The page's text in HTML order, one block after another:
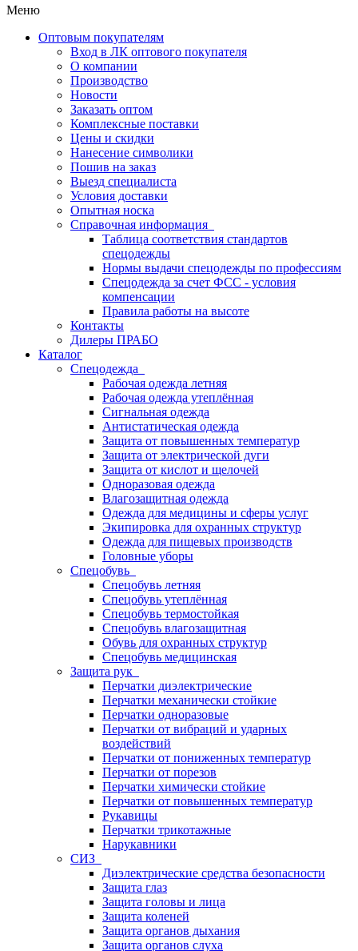
Меню
Оптовым покупателям
Вход в ЛК оптового покупателя
О компании
Производство
Новости
Заказать оптом
Комплексные поставки
Цены и скидки
Нанесение символики
Пошив на заказ
Выезд специалиста
Условия доставки
Опытная носка
Справочная информация
Таблица соответствия стандартов
спецодежды
Нормы выдачи спецодежды по профессиям
Спецодежда за счет ФСС - условия
компенсации
Правила работы на высоте
Контакты
Дилеры ПРАБО
Каталог
Спецодежда
Рабочая одежда летняя
Рабочая одежда утеплённая
Сигнальная одежда
Антистатическая одежда
Защита от повышенных температур
Защита от электрической дуги
Защита от кислот и щелочей
Одноразовая одежда
Влагозащитная одежда
Одежда для медицины и сферы услуг
Экипировка для охранных структур
Одежда для пищевых производств
Головные уборы
Спецобувь
Спецобувь летняя
Спецобувь утеплённая
Спецобувь термостойкая
Спецобувь влагозащитная
Обувь для охранных структур
Спецобувь медицинская
Защита рук
Перчатки диэлектрические
Перчатки механически стойкие
Перчатки одноразовые
Перчатки от вибраций и ударных
воздействий
Перчатки от пониженных температур
Перчатки от порезов
Перчатки химически стойкие
Перчатки от повышенных температур
Рукавицы
Перчатки трикотажные
Нарукавники
СИЗ
Диэлектрические средства безопасности
Защита глаз
Защита головы и лица
Защита коленей
Защита органов дыхания
Защита органов слуха